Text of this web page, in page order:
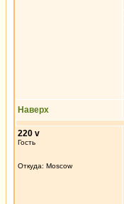
Наверх
220 v
Гость
Откуда: Moscow